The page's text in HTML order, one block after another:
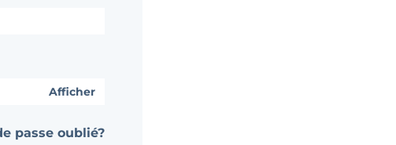
Afficher
passe oublié?